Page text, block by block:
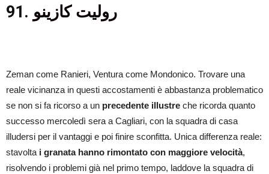
91. روليت كازينو
Zeman come Ranieri, Ventura come Mondonico. Trovare una
reale vicinanza in questi accostamenti è abbastanza problematico
se non si fa ricorso a un precedente illustre che ricorda quanto
successo mercoledì sera a Cagliari, con la squadra di casa
illudersi per il vantaggi e poi finire sconfitta. Unica differenza reale:
stavolta i granata hanno rimontato con maggiore velocità,
risolvendo i problemi già nel primo tempo, laddove la squadra di